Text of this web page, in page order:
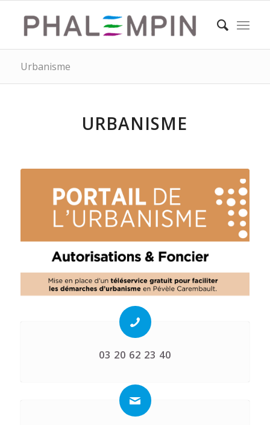
Urbanisme
URBANISME
03 20 62 23 40